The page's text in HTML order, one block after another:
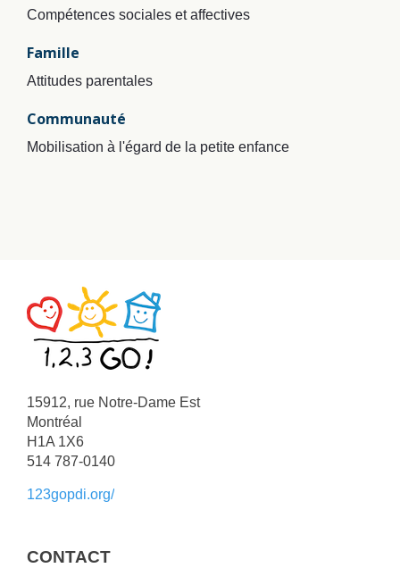
Compétences sociales et affectives
Famille
Attitudes parentales
Communauté
Mobilisation à l'égard de la petite enfance
15912, rue Notre-Dame Est
Montréal
H1A 1X6
514 787-0140
123gopdi.org/
CONTACT